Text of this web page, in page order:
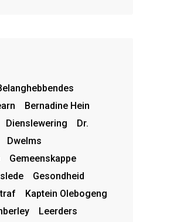
Bernadine Hein
Dienslewering
Dr.
Dwelms
Gemeenskappe
Gesondheid
Kaptein Olebogeng
Leerders